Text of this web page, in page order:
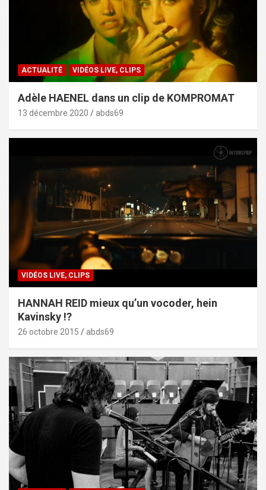
ACTUALITÉ VIDÉOS LIVE, CLIPS
Adèle HAENEL dans un clip de KOMPROMAT
13 décembre 2020 abds69
VIDÉOS LIVE, CLIPS
HANNAH REID mieux qu’un vocoder, hein
Kavinsky !?
26 octobre 2015 abds69